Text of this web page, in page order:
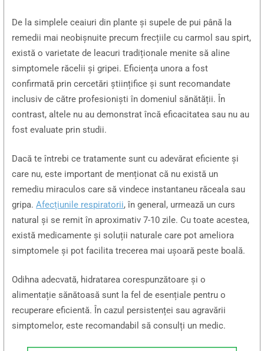
De la simplele ceaiuri din plante și supele de pui până la
remedii mai neobișnuite precum frecțiile cu carmol sau spirt,
există o varietate de leacuri tradiționale menite să aline
simptomele răcelii și gripei. Eficiența unora a fost
confirmată prin cercetări științifice și sunt recomandate
inclusiv de către profesioniști în domeniul sănătății. În
contrast, altele nu au demonstrat încă eficacitatea sau nu au
fost evaluate prin studii.
Dacă te întrebi ce tratamente sunt cu adevărat eficiente și
care nu, este important de menționat că nu există un
remediu miraculos care să vindece instantaneu răceala sau
gripa.Afecțiunile respiratorii, în general, urmează un curs
natural și se remit în aproximativ 7-10 zile. Cu toate acestea,
există medicamente și soluții naturale care pot ameliora
simptomele și pot facilita trecerea mai ușoară peste boală.
Odihna adecvată, hidratarea corespunzătoare și o
alimentație sănătoasă sunt la fel de esențiale pentru o
recuperare eficientă. În cazul persistenței sau agravării
simptomelor, este recomandabil să consulți un medic.